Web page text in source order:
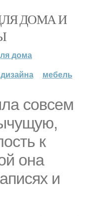
ДОМА И
дома
мебель
совсем
к
она
и